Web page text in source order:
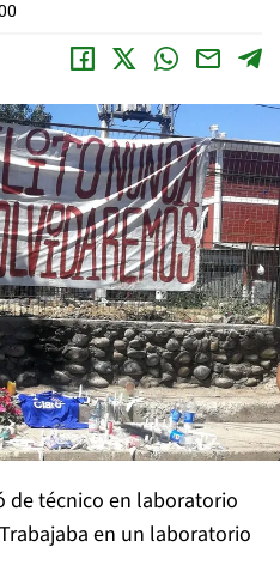
de técnico en laboratorio
en un laboratorio